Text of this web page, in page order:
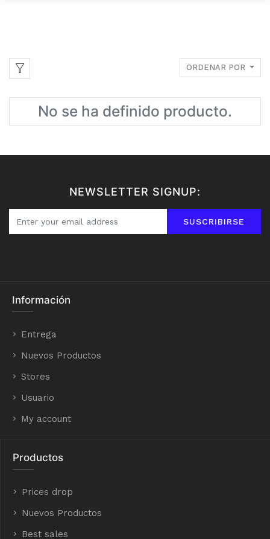
ORDENAR POR
No se ha definido producto.
NEWSLETTER SIGNUP:
SUSCRIBIRSE
Información
Entrega
Nuevos Productos
Stores
Usuario
My account
Productos
Prices drop
Nuevos Productos
Best sales